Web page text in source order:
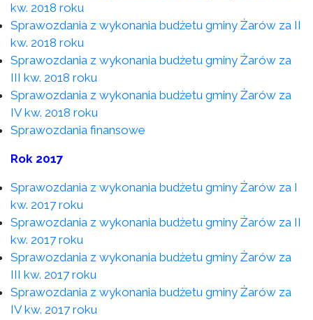
kw. 2018 roku
Sprawozdania z wykonania budżetu gminy Żarów za II
kw. 2018 roku
Sprawozdania z wykonania budżetu gminy Żarów za
III kw. 2018 roku
Sprawozdania z wykonania budżetu gminy Żarów za
IV kw. 2018 roku
Sprawozdania finansowe
Rok 2017
Sprawozdania z wykonania budżetu gminy Żarów za I
kw. 2017 roku
Sprawozdania z wykonania budżetu gminy Żarów za II
kw. 2017 roku
Sprawozdania z wykonania budżetu gminy Żarów za
III kw. 2017 roku
Sprawozdania z wykonania budżetu gminy Żarów za
IV kw. 2017 roku